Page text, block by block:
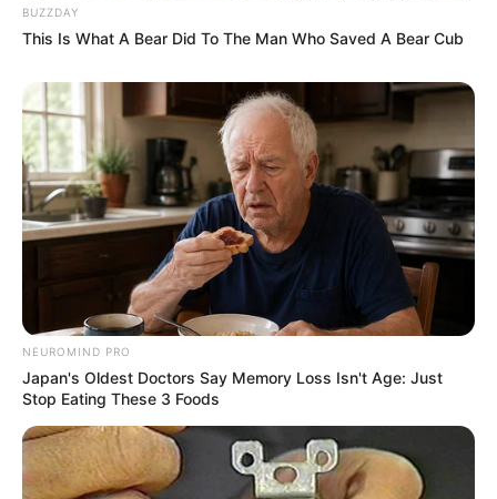
BUZZDAY
This Is What A Bear Did To The Man Who Saved A Bear Cub
NEUROMIND PRO
Japan's Oldest Doctors Say Memory Loss Isn't Age: Just
Stop Eating These 3 Foods